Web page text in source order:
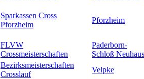
Sparkassen Cross
Pforzheim
Pforzheim
FLVW
Crossmeisterschaften
Paderborn-
Schloß Neuhaus
Bezirksmeisterschaften
Crosslauf
Velpke